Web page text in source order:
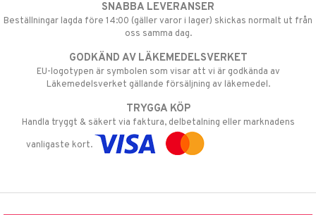
SNABBA LEVERANSER
Beställningar lagda före 14:00 (gäller varor i lager) skickas normalt ut från
oss samma dag.
GODKÄND AV LÄKEMEDELSVERKET
EU-logotypen är symbolen som visar att vi är godkända av
Läkemedelsverket gällande försäljning av läkemedel.
TRYGGA KÖP
Handla tryggt & säkert via faktura, delbetalning eller marknadens
vanligaste kort.